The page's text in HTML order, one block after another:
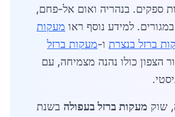
ספקים. בנהריה ואום אל-פחם,
למידע נוסף ראו מעקות
ברזל בנצרת ו-מעקות ברזל
הצפון כולו נהנה מצמיחה, עם
שוק מעקות ברזל בעפולה בשנת